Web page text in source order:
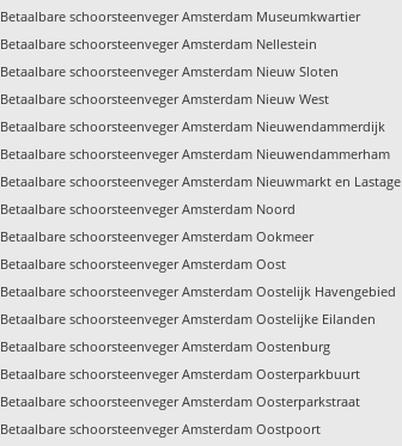
Betaalbare schoorsteenveger Amsterdam Museumkwartier
Betaalbare schoorsteenveger Amsterdam Nellestein
Betaalbare schoorsteenveger Amsterdam Nieuw Sloten
Betaalbare schoorsteenveger Amsterdam Nieuw West
Betaalbare schoorsteenveger Amsterdam Nieuwendammerdijk
Betaalbare schoorsteenveger Amsterdam Nieuwendammerham
Betaalbare schoorsteenveger Amsterdam Nieuwmarkt en Lastage
Betaalbare schoorsteenveger Amsterdam Noord
Betaalbare schoorsteenveger Amsterdam Ookmeer
Betaalbare schoorsteenveger Amsterdam Oost
Betaalbare schoorsteenveger Amsterdam Oostelijk Havengebied
Betaalbare schoorsteenveger Amsterdam Oostelijke Eilanden
Betaalbare schoorsteenveger Amsterdam Oostenburg
Betaalbare schoorsteenveger Amsterdam Oosterparkbuurt
Betaalbare schoorsteenveger Amsterdam Oosterparkstraat
Betaalbare schoorsteenveger Amsterdam Oostpoort